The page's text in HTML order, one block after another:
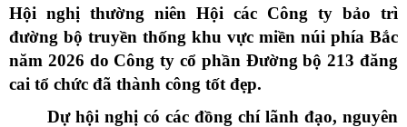
Hội nghị thường niên Hội các Công ty bảo trì
đường bộ truyền thống khu vực miền núi phía Bắc
năm 2026 do Công ty cổ phần Đường bộ 213 đăng
cai tổ chức đã thành công tốt đẹp.
Dự hội nghị có các đồng chí lãnh đạo, nguyên